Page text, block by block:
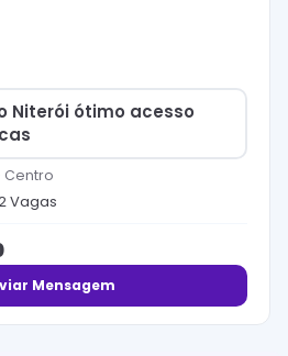
Niterói ótimo acesso
Centro
Vagas
Mensagem